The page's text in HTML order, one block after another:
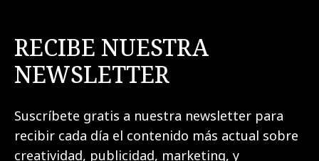
RECIBE NUESTRA
NEWSLETTER
Suscríbete gratis a nuestra newsletter para
recibir cada día el contenido más actual sobre
creatividad, publicidad, marketing, y